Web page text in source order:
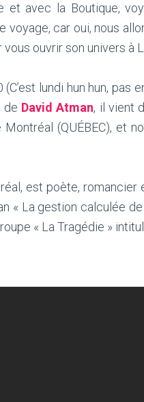
et avec la Boutique,
voyage, car oui, nous
ouvrir son univers à
lundi hun hun, pas
de David Atman, il vient
(QUÉBEC), et
est poète, romancier
« La gestion calculée
« La Tragédie »